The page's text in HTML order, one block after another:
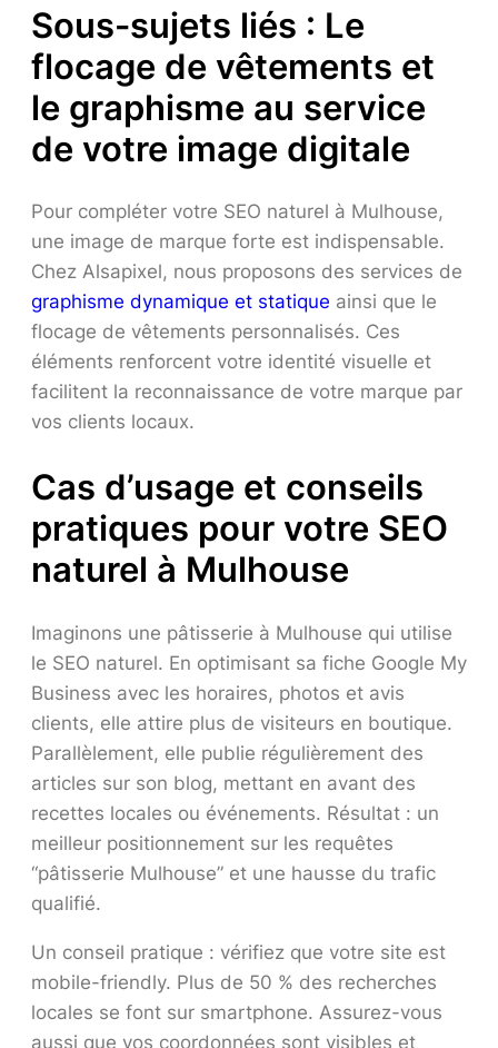
Sous-sujets liés : Le
flocage de vêtements et
le graphisme au service
de votre image digitale
Pour compléter votre SEO naturel à Mulhouse,
une image de marque forte est indispensable.
Chez Alsapixel, nous proposons des services de
graphisme dynamique et statique ainsi que le
flocage de vêtements personnalisés. Ces
éléments renforcent votre identité visuelle et
facilitent la reconnaissance de votre marque par
vos clients locaux.
Cas d’usage et conseils
pratiques pour votre SEO
naturel à Mulhouse
Imaginons une pâtisserie à Mulhouse qui utilise
le SEO naturel. En optimisant sa fiche Google My
Business avec les horaires, photos et avis
clients, elle attire plus de visiteurs en boutique.
Parallèlement, elle publie régulièrement des
articles sur son blog, mettant en avant des
recettes locales ou événements. Résultat : un
meilleur positionnement sur les requêtes
“pâtisserie Mulhouse” et une hausse du trafic
qualifié.
Un conseil pratique : vérifiez que votre site est
mobile-friendly. Plus de 50 % des recherches
locales se font sur smartphone. Assurez-vous
aussi que vos coordonnées sont visibles et